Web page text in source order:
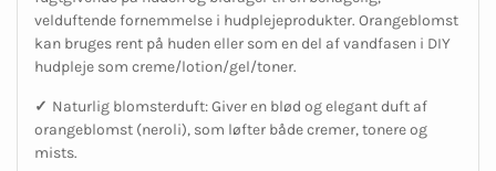
velduftende fornemmelse i hudplejeprodukter. Orangeblomst
kan bruges rent på huden eller som en del af vandfasen i DIY
hudpleje som creme/lotion/gel/toner.
✓ Naturlig blomsterduft: Giver en blød og elegant duft af
orangeblomst (neroli), som løfter både cremer, tonere og
mists.